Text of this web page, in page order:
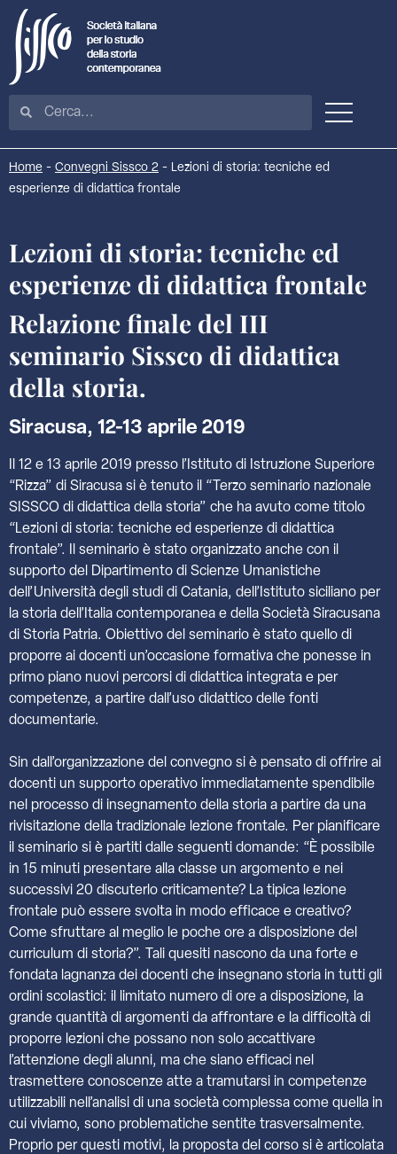
Home - Convegni Sissco 2 - Lezioni di storia: tecniche ed
esperienze di didattica frontale
Lezioni di storia: tecniche ed
esperienze di didattica frontale
Relazione finale del III
seminario Sissco di didattica
della storia.
Siracusa, 12-13 aprile 2019
Il 12 e 13 aprile 2019 presso l’Istituto di Istruzione Superiore
“Rizza” di Siracusa si è tenuto il “Terzo seminario nazionale
SISSCO di didattica della storia” che ha avuto come titolo
“Lezioni di storia: tecniche ed esperienze di didattica
frontale”. Il seminario è stato organizzato anche con il
supporto del Dipartimento di Scienze Umanistiche
dell’Università degli studi di Catania, dell’Istituto siciliano per
la storia dell’Italia contemporanea e della Società Siracusana
di Storia Patria. Obiettivo del seminario è stato quello di
proporre ai docenti un’occasione formativa che ponesse in
primo piano nuovi percorsi di didattica integrata e per
competenze, a partire dall’uso didattico delle fonti
documentarie.
Sin dall’organizzazione del convegno si è pensato di offrire ai
docenti un supporto operativo immediatamente spendibile
nel processo di insegnamento della storia a partire da una
rivisitazione della tradizionale lezione frontale. Per pianificare
il seminario si è partiti dalle seguenti domande: “È possibile
in 15 minuti presentare alla classe un argomento e nei
successivi 20 discuterlo criticamente? La tipica lezione
frontale può essere svolta in modo efficace e creativo?
Come sfruttare al meglio le poche ore a disposizione del
curriculum di storia?”. Tali quesiti nascono da una forte e
fondata lagnanza dei docenti che insegnano storia in tutti gli
ordini scolastici: il limitato numero di ore a disposizione, la
grande quantità di argomenti da affrontare e la difficoltà di
proporre lezioni che possano non solo accattivare
l’attenzione degli alunni, ma che siano efficaci nel
trasmettere conoscenze atte a tramutarsi in competenze
utilizzabili nell’analisi di una società complessa come quella in
cui viviamo, sono problematiche sentite trasversalmente.
Proprio per questi motivi, la proposta del corso si è articolata